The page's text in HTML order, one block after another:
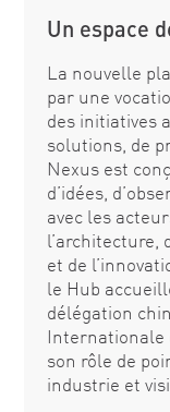
Un espace
La nouvelle
par une
des initiatives
solutions, de
Nexus est
d’idées,
avec les
l’architecture,
et de
le Hub
délégation
Internationale
son rôle de
industrie et